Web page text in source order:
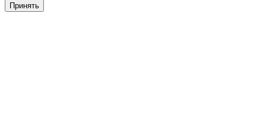
Принять